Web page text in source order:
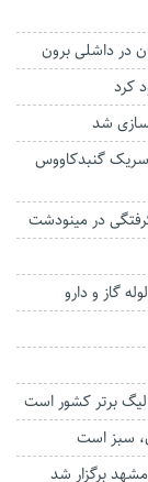
در داشلی برون
سریک گنبدکاووس
در مینودشت
گاز و دارو
لیگ برتر کشور است
برگزار شد